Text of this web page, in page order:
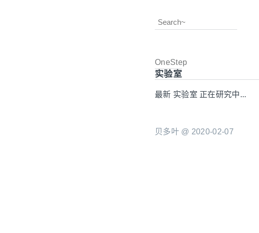
OneStep
实验室
最新 实验室 正在研究中...
贝多叶 @ 2020-02-07